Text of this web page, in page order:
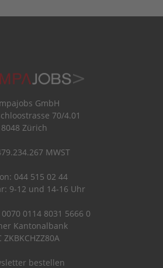
GmbH
70/4.01
8048 Zürich
MWST
044 515 02 44
9-12 und 14-16 Uhr
0070 0114 8031 5666 0
Kantonalbank
ZKBKCHZZ80A
bestellen